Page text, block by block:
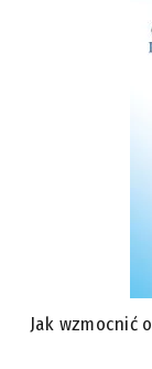
Jak wzmocnić